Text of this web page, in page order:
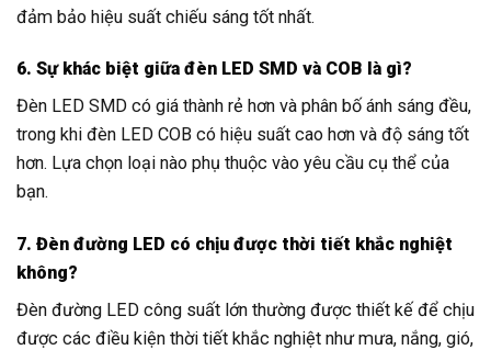
đảm bảo hiệu suất chiếu sáng tốt nhất.
6. Sự khác biệt giữa đèn LED SMD và COB là gì?
Đèn LED SMD có giá thành rẻ hơn và phân bố ánh sáng đều,
trong khi đèn LED COB có hiệu suất cao hơn và độ sáng tốt
hơn. Lựa chọn loại nào phụ thuộc vào yêu cầu cụ thể của
bạn.
7. Đèn đường LED có chịu được thời tiết khắc nghiệt
không?
Đèn đường LED công suất lớn thường được thiết kế để chịu
được các điều kiện thời tiết khắc nghiệt như mưa, nắng, gió,